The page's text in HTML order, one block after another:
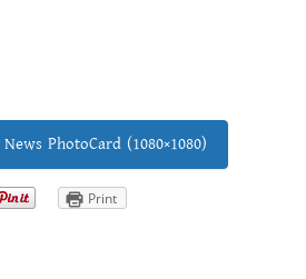
PhotoCard (1080×1080)
Print